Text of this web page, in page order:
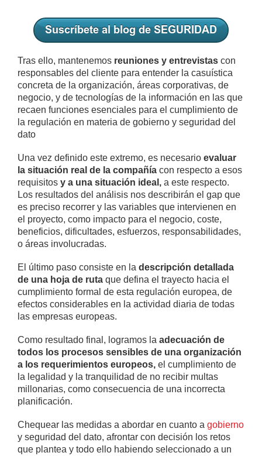
Tras ello, mantenemos reuniones y entrevistas con
responsables del cliente para entender la casuística
concreta de la organización, áreas corporativas, de
negocio, y de tecnologías de la información en las que
recaen funciones esenciales para el cumplimiento de
la regulación en materia de gobierno y seguridad del
dato
Una vez definido este extremo, es necesario evaluar
la situación real de la compañía con respecto a esos
requisitos y a una situación ideal, a este respecto.
Los resultados del análisis nos describirán el gap que
es preciso recorrer y las variables que intervienen en
el proyecto, como impacto para el negocio, coste,
beneficios, dificultades, esfuerzos, responsabilidades,
o áreas involucradas.
El último paso consiste en la descripción detallada
de una hoja de ruta que defina el trayecto hacia el
cumplimiento formal de esta regulación europea, de
efectos considerables en la actividad diaria de todas
las empresas europeas.
Como resultado final, logramos la adecuación de
todos los procesos sensibles de una organización
a los requerimientos europeos, el cumplimiento de
la legalidad y la tranquilidad de no recibir multas
millonarias, como consecuencia de una incorrecta
planificación.
Chequear las medidas a abordar en cuanto a gobierno
y seguridad del dato, afrontar con decisión los retos
que plantea y todo ello habiendo seleccionado a un